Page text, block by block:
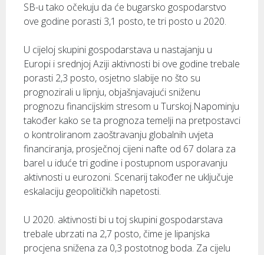
SB-u tako očekuju da će bugarsko gospodarstvo
ove godine porasti 3,1 posto, te tri posto u 2020.
U cijeloj skupini gospodarstava u nastajanju u
Europi i srednjoj Aziji aktivnosti bi ove godine trebale
porasti 2,3 posto, osjetno slabije no što su
prognozirali u lipnju, objašnjavajući sniženu
prognozu financijskim stresom u Turskoj.Napominju
također kako se ta prognoza temelji na pretpostavci
o kontroliranom zaoštravanju globalnih uvjeta
financiranja, prosječnoj cijeni nafte od 67 dolara za
barel u iduće tri godine i postupnom usporavanju
aktivnosti u eurozoni. Scenarij također ne uključuje
eskalaciju geopolitičkih napetosti.
U 2020. aktivnosti bi u toj skupini gospodarstava
trebale ubrzati na 2,7 posto, čime je lipanjska
procjena snižena za 0,3 postotnog boda. Za cijelu